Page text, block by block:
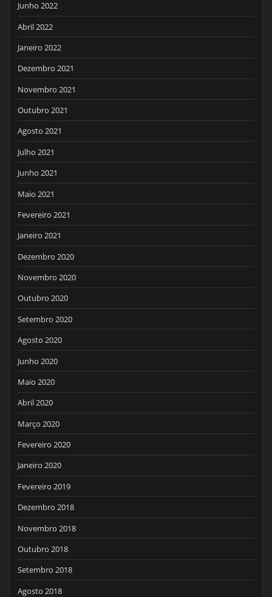
Junho 2022
Abril 2022
Janeiro 2022
Dezembro 2021
Novembro 2021
Outubro 2021
Agosto 2021
Julho 2021
Junho 2021
Maio 2021
Fevereiro 2021
Janeiro 2021
Dezembro 2020
Novembro 2020
Outubro 2020
Setembro 2020
Agosto 2020
Junho 2020
Maio 2020
Abril 2020
Março 2020
Fevereiro 2020
Janeiro 2020
Fevereiro 2019
Dezembro 2018
Novembro 2018
Outubro 2018
Setembro 2018
Agosto 2018